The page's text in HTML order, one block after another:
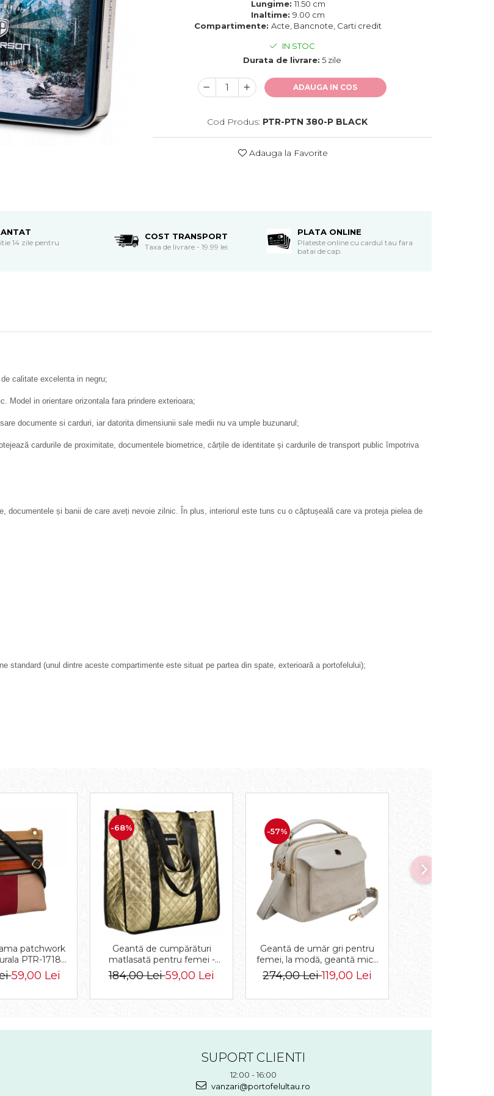
Lungime: 11.50 cm
Inaltime:9.00 cm
Compartimente:Acte, Bancnote, Carti credit
IN STOC
Durata de livrare: 5 zile
ADAUGA IN COS
Cod Produs: PTR-PTN 380-P BLACK
Adauga la Favorite
14 zile pentru
COST TRANSPORT
Taxa de livrare - 19.99 lei
PLATA ONLINE
Plateste online cu cardul tau fara
batai de cap.
calitate excelenta in negru;
Model in orientare orizontala fara prindere exterioara;
documente si carduri, iar datorita dimensiunii sale medii nu va umple buzunarul;
cardurile de proximitate, documentele biometrice, cărțile de identitate și cardurile de transport public împotriva
documentele și banii de care aveți nevoie zilnic. În plus, interiorul este tuns cu o căptușeală care va proteja pielea de
standard (unul dintre aceste compartimente este situat pe partea din spate, exterioară a portofelului);
patchwork
PTR-1718-
MULTI
59,00 Lei
-68%
Geantă de cumpărături
matlasată pentru femei -
Rovicky PTR-RSPV-001P-
5277 GOLD
184,00 Lei59,00 Lei
-57%
Geantă de umăr gri pentru
femei, la modă, geantă mică
urbană cu fermoar, piele
ecologică - Peterson PTR-
274,00 Lei119,00 Lei
SUPORT CLIENTI
12:00 - 16:00
vanzari@portofelultau.ro